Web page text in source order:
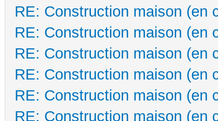
RE: Construction maison (en
RE: Construction maison (en
RE: Construction maison (en
RE: Construction maison (en
RE: Construction maison (en
RE: Construction maison (en